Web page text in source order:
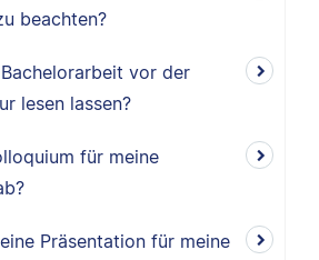
beachten?
vor der
lesen lassen?
für meine
Präsentation für meine